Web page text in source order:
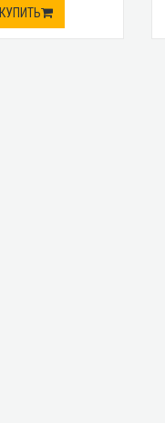
КУПИТЬ